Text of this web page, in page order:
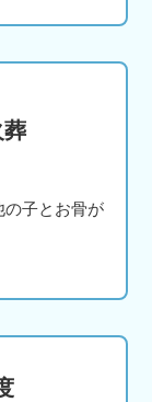
葬
の子とお骨が